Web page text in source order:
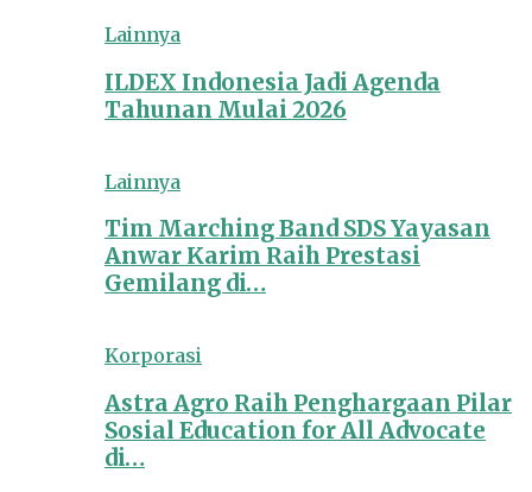
Lainnya
ILDEX Indonesia Jadi Agenda
Tahunan Mulai 2026
Lainnya
Tim Marching Band SDS Yayasan
Anwar Karim Raih Prestasi
Gemilang di…
Korporasi
Astra Agro Raih Penghargaan Pilar
Sosial Education for All Advocate
di…